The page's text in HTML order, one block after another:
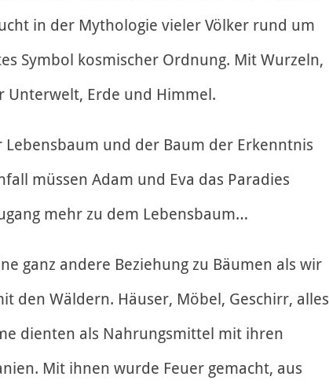
in der Mythologie vieler Völker rund um
Symbol kosmischer Ordnung. Mit Wurzeln,
Unterwelt, Erde und Himmel.
und der Baum der Erkenntnis
müssen Adam und Eva das Paradies
mehr zu dem Lebensbaum…
ganz andere Beziehung zu Bäumen als wir
den Wäldern. Häuser, Möbel, Geschirr, alles
dienten als Nahrungsmittel mit ihren
Mit ihnen wurde Feuer gemacht, aus